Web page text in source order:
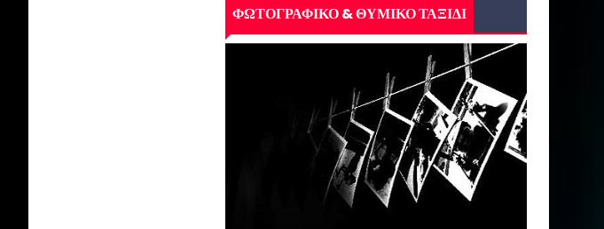
ΦΩΤΟΓΡΑΦΙΚΟ & ΘΥΜΙΚΟ ΤΑΞΙΔΙ